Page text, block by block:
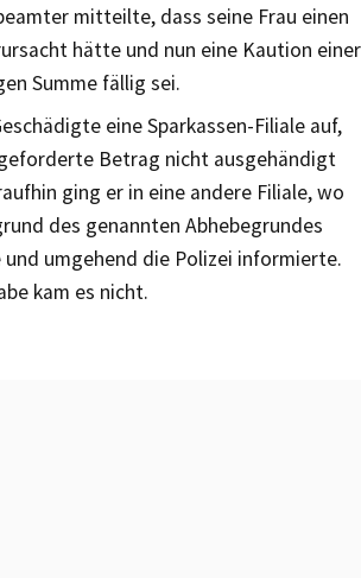
mitteilte, dass seine Frau einen
hätte und nun eine Kaution einer
Summe fällig sei.
eine Sparkassen-Filiale auf,
Betrag nicht ausgehändigt
ging er in eine andere Filiale, wo
des genannten Abhebegrundes
umgehend die Polizei informierte.
kam es nicht.